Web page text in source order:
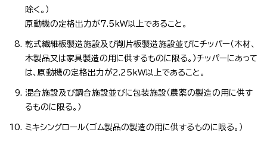
除く。）
原動機の定格出力が7.5kW以上であること。
乾式繊維板製造施設及び削片板製造施設並びにチッパー（木材、
木製品又は家具製造の用に供するものに限る。）チッパーにあって
は、原動機の定格出力が2.25kW以上であること。
混合施設及び調合施設並びに包装施設（農薬の製造の用に供す
るものに限る。）
ミキシングロール（ゴム製品の製造の用に供するものに限る。）